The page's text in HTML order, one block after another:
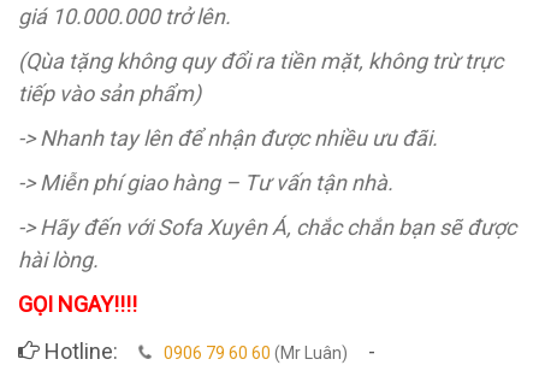
giá 10.000.000 trở lên.
(Qùa tặng không quy đổi ra tiền mặt, không trừ trực
tiếp vào sản phẩm)
-> Nhanh tay lên để nhận được nhiều ưu đãi.
-> Miễn phí giao hàng – Tư vấn tận nhà.
-> Hãy đến với Sofa Xuyên Á, chắc chắn bạn sẽ được
hài lòng.
GỌI NGAY!!!!
Hotline:
0906 79 60 60 (Mr Luân) -